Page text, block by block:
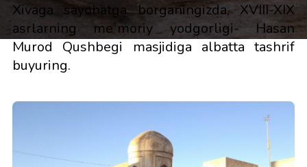
Xivaga sayohatga borganingizda, XVIII-XIX
asrlarning meʼmoriy yodgorligi- Hasan
Murod Qushbegi masjidiga albatta tashrif
buyuring.